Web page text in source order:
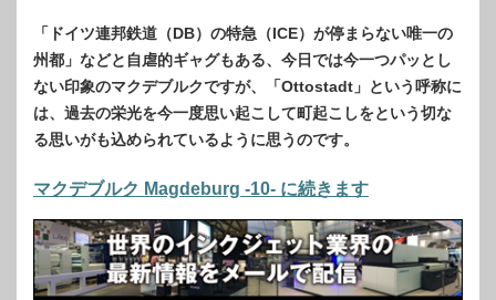
「ドイツ連邦鉄道（DB）の特急（ICE）が停まらない唯一の
州都」などと自虐的ギャグもある、今日では今一つパッとし
ない印象のマクデブルクですが、「Ottostadt」という呼称に
は、過去の栄光を今一度思い起こして町起こしをという切な
る思いがも込められているように思うのです。
マクデブルク Magdeburg -10- に続きます